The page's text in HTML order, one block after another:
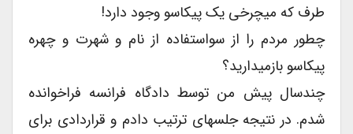
طرف که میچرخی یک پیکاسو وجود دارد!
چطور مردم را از سواستفاده از نام و شهرت و چهره
پیکاسو بازمیدارید؟
چندسال پیش من توسط دادگاه فرانسه فراخوانده
شدم. در نتیجه جلسهای ترتیب دادم و قراردادی برای